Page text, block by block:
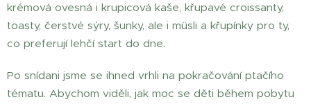
krémová ovesná i krupicová kaše, křupavé croissanty,
toasty, čerstvé sýry, šunky, ale i müsli a křupínky pro ty,
co preferují lehčí start do dne.
Po snídani jsme se ihned vrhli na pokračování ptačího
tématu. Abychom viděli, jak moc se děti během pobytu